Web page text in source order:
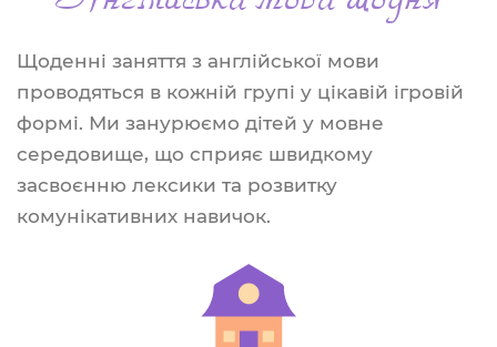
Щоденні заняття з англійської мови
проводяться в кожній групі у цікавій ігровій
формі. Ми занурюємо дітей у мовне
середовище, що сприяє швидкому
засвоєнню лексики та розвитку
комунікативних навичок.